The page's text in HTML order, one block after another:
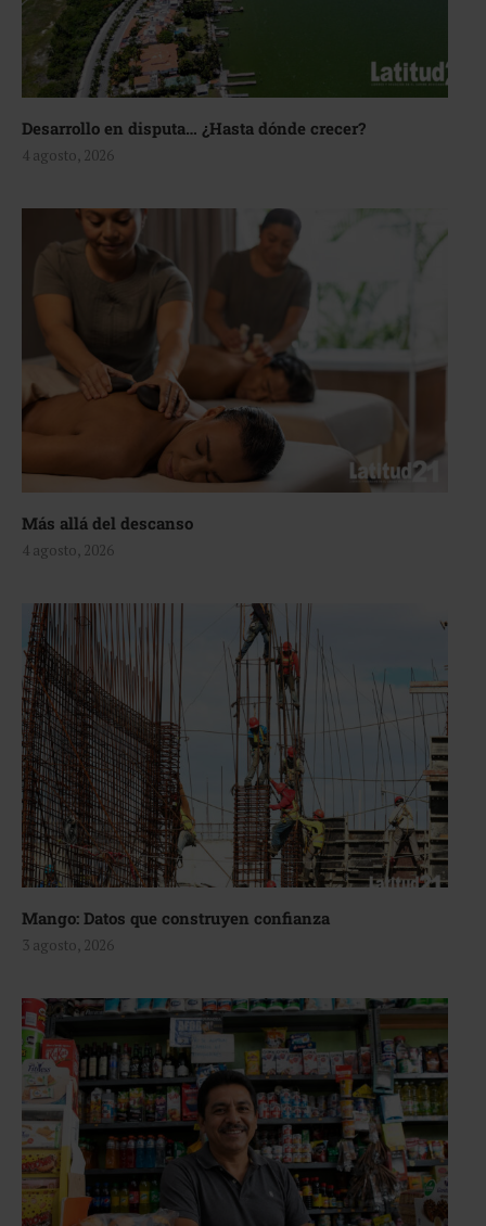
Desarrollo en disputa… ¿Hasta dónde crecer?
4 agosto, 2026
Más allá del descanso
4 agosto, 2026
Mango: Datos que construyen confianza
3 agosto, 2026